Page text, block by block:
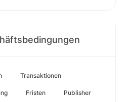
Transaktionen
Fristen Publisher